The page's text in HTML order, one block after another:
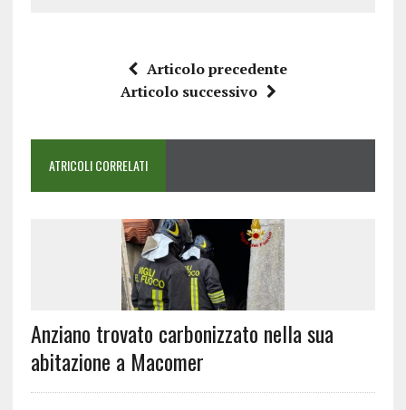
Articolo precedente
Articolo successivo
ATRICOLI CORRELATI
Anziano trovato carbonizzato nella sua
abitazione a Macomer